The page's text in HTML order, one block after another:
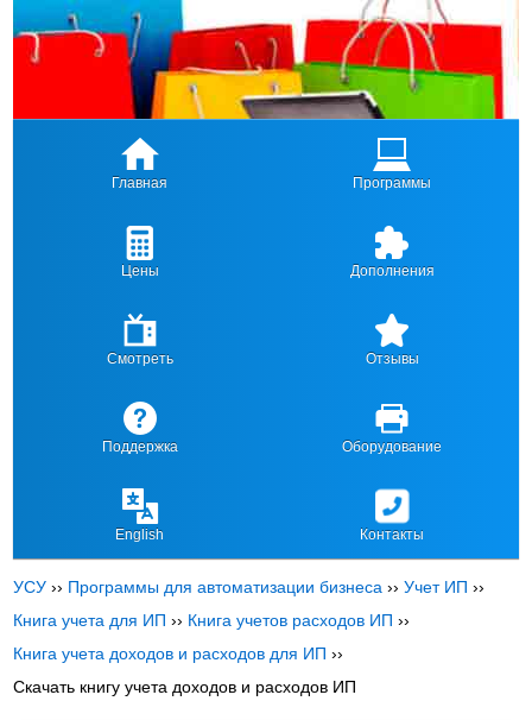
Главная Программы
Цены Дополнения
Смотреть Отзывы
Поддержка Оборудование
English Контакты
УСУ ›› Программы для автоматизации бизнеса ››Учет ИП ››
Книга учета для ИП ›› Книга учетов расходов ИП ››
Книга учета доходов и расходов для ИП ››
Скачать книгу учета доходов и расходов ИП